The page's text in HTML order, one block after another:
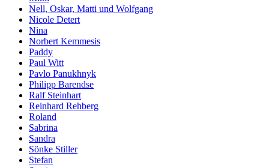
Nell, Oskar, Matti und Wolfgang
Nicole Detert
Nina
Norbert Kemmesis
Paddy
Paul Witt
Pavlo Panukhnyk
Philipp Barendse
Ralf Steinhart
Reinhard Rehberg
Roland
Sabrina
Sandra
Sönke Stiller
Stefan